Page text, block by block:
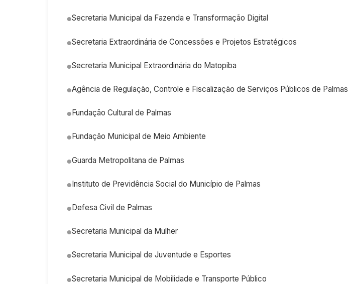
Secretaria Municipal da Fazenda e Transformação Digital
Secretaria Extraordinária de Concessões e Projetos Estratégicos
Secretaria Municipal Extraordinária do Matopiba
Agência de Regulação, Controle e Fiscalização de Serviços Públicos de Palmas
Fundação Cultural de Palmas
Fundação Municipal de Meio Ambiente
Guarda Metropolitana de Palmas
Instituto de Previdência Social do Município de Palmas
Defesa Civil de Palmas
Secretaria Municipal da Mulher
Secretaria Municipal de Juventude e Esportes
Secretaria Municipal de Mobilidade e Transporte Público